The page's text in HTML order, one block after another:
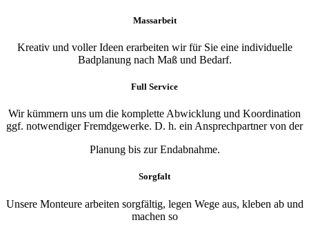
Massarbeit
Kreativ und voller Ideen erarbeiten wir für Sie eine individuelle
Badplanung nach Maß und Bedarf.
Full Service
Wir kümmern uns um die komplette Abwicklung und Koordination
ggf. notwendiger Fremdgewerke. D. h. ein Ansprechpartner von der
Planung bis zur Endabnahme.
Sorgfalt
Unsere Monteure arbeiten sorgfältig, legen Wege aus, kleben ab und
machen so